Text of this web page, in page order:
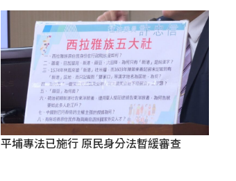
平埔專法已施行 原民身分法暫緩審查